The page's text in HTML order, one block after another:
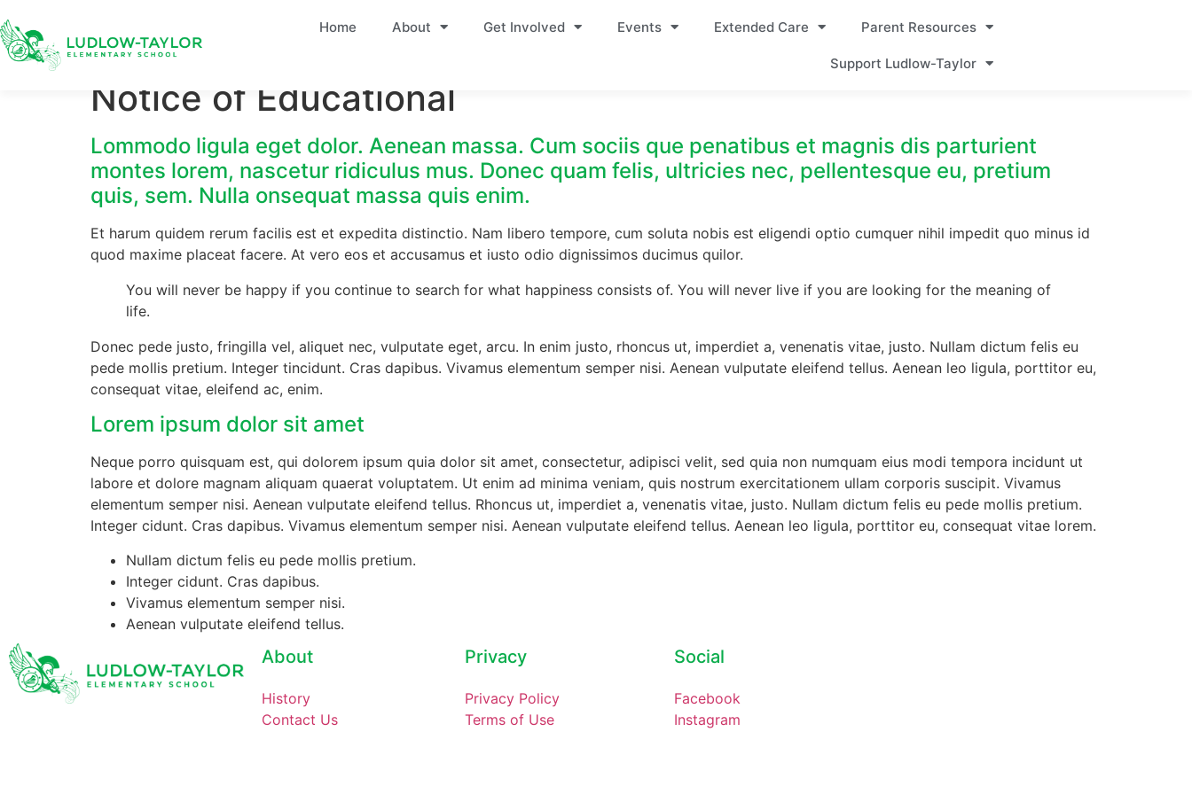
Home About Get Involved Events Extended Care Parent Resources
Support Ludlow-Taylor
Notice of Educational
Lommodo ligula eget dolor. Aenean massa. Cum sociis que penatibus et magnis dis parturient
montes lorem, nascetur ridiculus mus. Donec quam felis, ultricies nec, pellentesque eu, pretium
quis, sem. Nulla onsequat massa quis enim.
Et harum quidem rerum facilis est et expedita distinctio. Nam libero tempore, cum soluta nobis est eligendi optio cumquer nihil impedit quo minus id
quod maxime placeat facere. At vero eos et accusamus et iusto odio dignissimos ducimus quilor.
You will never be happy if you continue to search for what happiness consists of. You will never live if you are looking for the meaning of
life.
Donec pede justo, fringilla vel, aliquet nec, vulputate eget, arcu. In enim justo, rhoncus ut, imperdiet a, venenatis vitae, justo. Nullam dictum felis eu
pede mollis pretium. Integer tincidunt. Cras dapibus. Vivamus elementum semper nisi. Aenean vulputate eleifend tellus. Aenean leo ligula, porttitor eu,
consequat vitae, eleifend ac, enim.
Lorem ipsum dolor sit amet
Neque porro quisquam est, qui dolorem ipsum quia dolor sit amet, consectetur, adipisci velit, sed quia non numquam eius modi tempora incidunt ut
labore et dolore magnam aliquam quaerat voluptatem. Ut enim ad minima veniam, quis nostrum exercitationem ullam corporis suscipit. Vivamus
elementum semper nisi. Aenean vulputate eleifend tellus. Rhoncus ut, imperdiet a, venenatis vitae, justo. Nullam dictum felis eu pede mollis pretium.
Integer cidunt. Cras dapibus. Vivamus elementum semper nisi. Aenean vulputate eleifend tellus. Aenean leo ligula, porttitor eu, consequat vitae lorem.
Nullam dictum felis eu pede mollis pretium.
Integer cidunt. Cras dapibus.
Vivamus elementum semper nisi.
Aenean vulputate eleifend tellus.
About
History
Contact Us
Privacy
Privacy Policy
Terms of Use
Social
Facebook
Instagram